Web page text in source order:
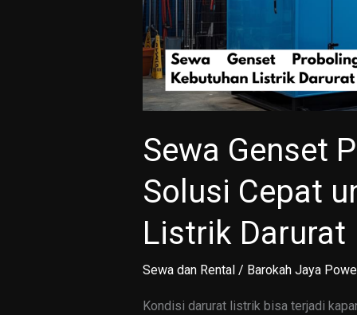
Sewa Genset
Solusi Cepat
Listrik Darurat
Sewa dan Rental / Barokah Jaya
Kondisi darurat listrik bisa terjadi